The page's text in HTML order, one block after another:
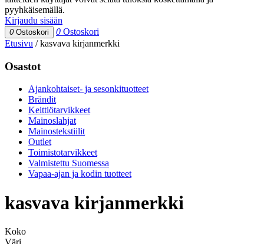
pyyhkäisemällä.
Kirjaudu sisään
0 Ostoskori 0 Ostoskori
Etusivu /kasvava kirjanmerkki
Osastot
Ajankohtaiset- ja sesonkituotteet
Brändit
Keittiötarvikkeet
Mainoslahjat
Mainostekstiilit
Outlet
Toimistotarvikkeet
Valmistettu Suomessa
Vapaa-ajan ja kodin tuotteet
kasvava kirjanmerkki
Koko